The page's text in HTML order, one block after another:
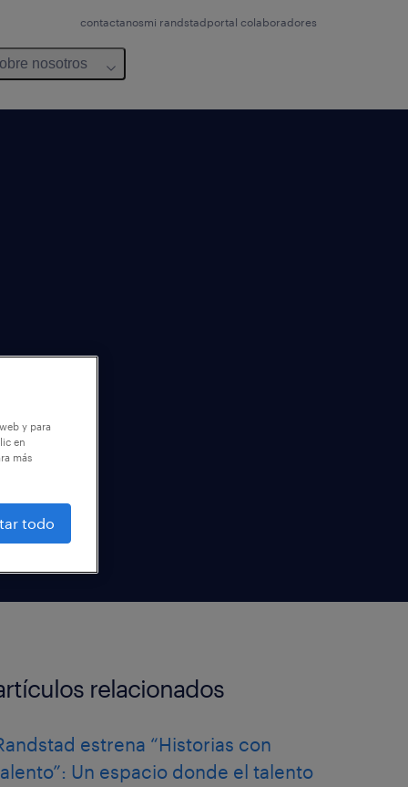
contactanosmi randstadportal colaboradores
nosotros
relacionados
estrena “Historias con
Un espacio donde el talento
y para
en
más
todo